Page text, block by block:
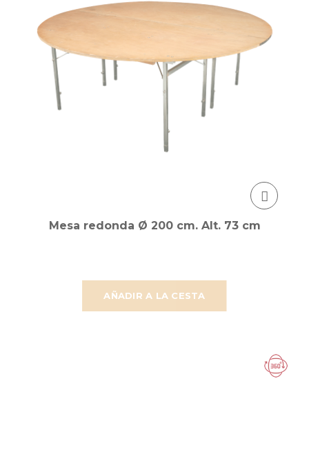
AÑADIR A LA CESTA
Mesa redonda Ø 200 cm. Alt. 73 cm